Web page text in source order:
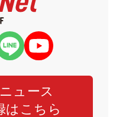
ュース
はこちら